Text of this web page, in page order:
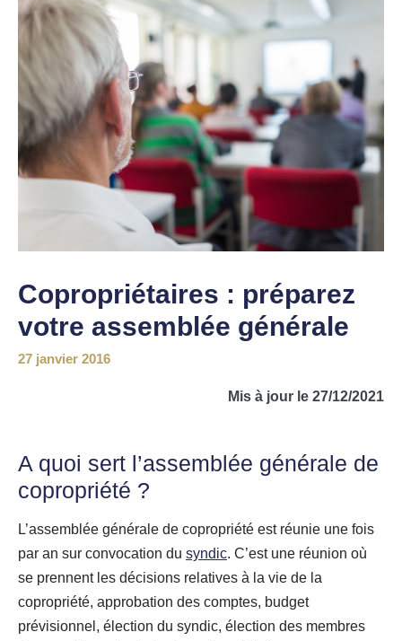
Copropriétaires : préparez
votre assemblée générale
27 janvier 2016
Mis à jour le 27/12/2021
A quoi sert l’assemblée générale de
copropriété ?
L’assemblée générale de copropriété est réunie une fois
par an sur convocation du syndic. C’est une réunion où
se prennent les décisions relatives à la vie de la
copropriété, approbation des comptes, budget
prévisionnel, élection du syndic, élection des membres